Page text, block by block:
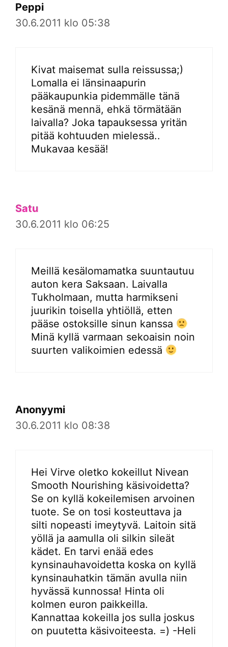
Peppi
30.6.2011 klo 05:38
Kivat maisemat sulla reissussa;)
Lomalla ei länsinaapurin
pääkaupunkia pidemmälle tänä
kesänä mennä, ehkä törmätään
laivalla? Joka tapauksessa yritän
pitää kohtuuden mielessä..
Mukavaa kesää!
Satu
30.6.2011 klo 06:25
Meillä kesälomamatka suuntautuu
auton kera Saksaan. Laivalla
Tukholmaan, mutta harmikseni
juurikin toisella yhtiöllä, etten
pääse ostoksille sinun kanssa
Minä kyllä varmaan sekoaisin noin
suurten valikoimien edessä
Anonyymi
30.6.2011 klo 08:38
Hei Virve oletko kokeillut Nivean
Smooth Nourishing käsivoidetta?
Se on kyllä kokeilemisen arvoinen
tuote. Se on tosi kosteuttava ja
silti nopeasti imeytyvä. Laitoin sitä
yöllä ja aamulla oli silkin sileät
kädet. En tarvi enää edes
kynsinauhavoidetta koska on kyllä
kynsinauhatkin tämän avulla niin
hyvässä kunnossa! Hinta oli
kolmen euron paikkeilla.
Kannattaa kokeilla jos sulla joskus
on puutetta käsivoiteesta. =) -Heli